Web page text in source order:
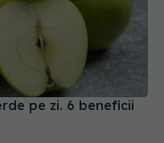
pe zi. 6 beneficii